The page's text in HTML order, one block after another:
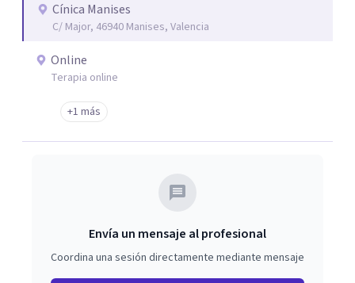
Cínica Manises
C/ Major, 46940 Manises, Valencia
Online
Terapia online
+1 más
Envía un mensaje al profesional
Coordina una sesión directamente mediante mensaje